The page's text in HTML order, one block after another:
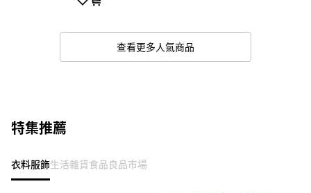
查看更多人氣商品
特集推薦
衣料服飾生活雜貨食品良品市場